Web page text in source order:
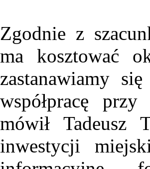
Zgodnie z
ma kosztować
zastanawiamy
współpracę
mówił Tadeusz
inwestycji